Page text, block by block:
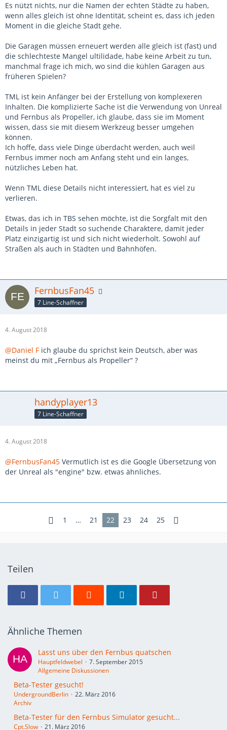
Es nützt nichts, nur die Namen der echten Städte zu haben,
wenn alles gleich ist ohne Identität, scheint es, dass ich jeden
Moment in die gleiche Stadt gehe.
Die Garagen müssen erneuert werden alle gleich ist (fast) und
die schlechteste Mangel ultilidade, habe keine Arbeit zu tun,
manchmal frage ich mich, wo sind die kühlen Garagen aus
früheren Spielen?
TML ist kein Anfänger bei der Erstellung von komplexeren
Inhalten. Die komplizierte Sache ist die Verwendung von Unreal
und Fernbus als Propeller, ich glaube, dass sie im Moment
wissen, dass sie mit diesem Werkzeug besser umgehen
können.
Ich hoffe, dass viele Dinge überdacht werden, auch weil
Fernbus immer noch am Anfang steht und ein langes,
nützliches Leben hat.
Wenn TML diese Details nicht interessiert, hat es viel zu
verlieren.
Etwas, das ich in TBS sehen möchte, ist die Sorgfalt mit den
Details in jeder Stadt so suchende Charaktere, damit jeder
Platz einzigartig ist und sich nicht wiederholt. Sowohl auf
Straßen als auch in Städten und Bahnhöfen.
FernbusFan45
7 Line-Schaffner
4. August 2018
@Daniel F ich glaube du sprichst kein Deutsch, aber was
meinst du mit „Fernbus als Propeller“ ?
handyplayer13
7 Line-Schaffner
4. August 2018
@FernbusFan45 Vermutlich ist es die Google Übersetzung von
der Unreal als "engine" bzw. etwas ähnliches.
1 … 21 22 23 24 25
Teilen
Ähnliche Themen
Lasst uns über den Fernbus quatschen
Hauptfeldwebel
7. September 2015
Allgemeine Diskussionen
Beta-Tester gesucht!
UndergroundBerlin
22. März 2016
Archiv
Beta-Tester für den Fernbus Simulator gesucht...
Cpt.Slow 21. März 2016